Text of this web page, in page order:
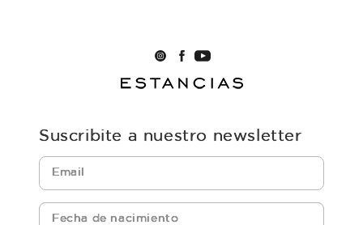
Suscribite a nuestro newsletter